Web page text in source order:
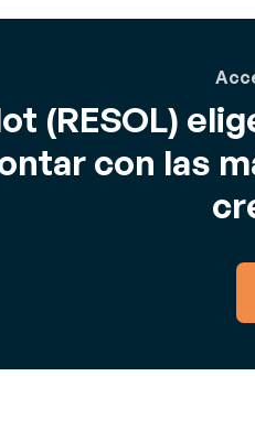
(RESOL)
con las